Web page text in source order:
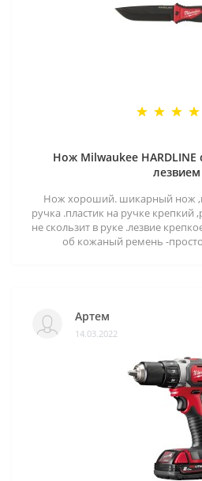
Нож Milwaukee
лезвием
Нож хороший. шикарный нож
ручка .пластик на ручке крепкий
не скользит в руке .лезвие
об кожаный ремень -просто
Артем
14.03.2022